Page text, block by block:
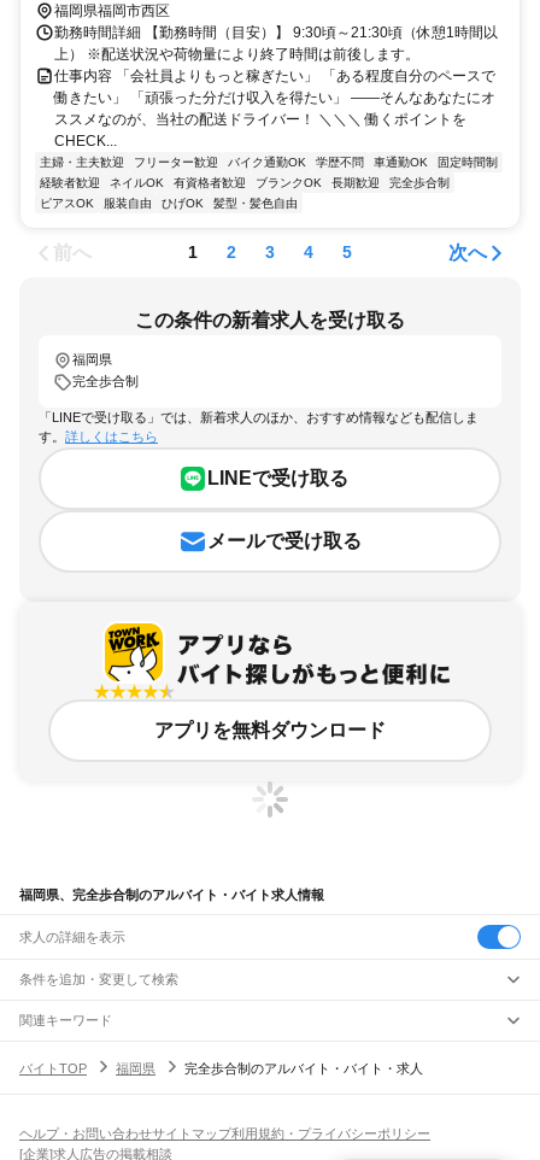
福岡県福岡市西区
勤務時間詳細 【勤務時間（目安）】 9:30頃～21:30頃（休憩1時間以
上） ※配送状況や荷物量により終了時間は前後します。
仕事内容 「会社員よりもっと稼ぎたい」 「ある程度自分のペースで
働きたい」 「頑張った分だけ収入を得たい」 ――そんなあなたにオ
ススメなのが、当社の配送ドライバー！ ＼＼＼ 働くポイントを
CHECK...
主婦・主夫歓迎 フリーター歓迎 バイク通勤OK 学歴不問 車通勤OK
固定時間制
経験者歓迎
ネイルOK 有資格者歓迎 ブランクOK 長期歓迎
完全歩合制
ピアスOK
服装自由 ひげOK 髪型・髪色自由
前へ 1 2 3 4 5 次へ
この条件の新着求人を受け取る
福岡県
完全歩合制
「LINEで受け取る」では、新着求人のほか、おすすめ情報なども配信しま
す。 詳しくはこちら
LINEで受け取る
メールで受け取る
アプリを無料ダウンロード
福岡県、完全歩合制のアルバイト・バイト求人情報
求人の詳細を表示
条件を追加・変更して検索
市区町村を追加・変更
福岡県すべて
福岡市すべて
駅を追加・変更
門司駅
飲食・フードサービス
飲食・フードサービス
特徴を追加・変更
関連キーワード
福岡県 完全予約制
バイトTOP 福岡県 完全歩合制のアルバイト・バイト・求人
ヘルプ・お問い合わせサイトマップ利用規約・プライバシーポリシー
[企業]求人広告の掲載相談